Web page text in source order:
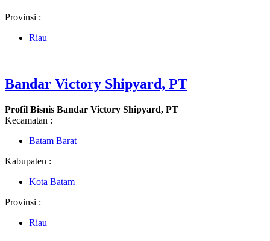
Provinsi :
Riau
Bandar Victory Shipyard, PT
Profil Bisnis Bandar Victory Shipyard, PT
Kecamatan :
Batam Barat
Kabupaten :
Kota Batam
Provinsi :
Riau